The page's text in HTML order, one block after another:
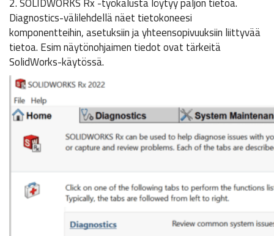
Diagnostics-välilehdellä näet tietokoneesi
komponentteihin, asetuksiin ja yhteensopivuuksiin liittyvää
tietoa. Esim näytönohjaimen tiedot ovat tärkeitä
SolidWorks-käytössä.